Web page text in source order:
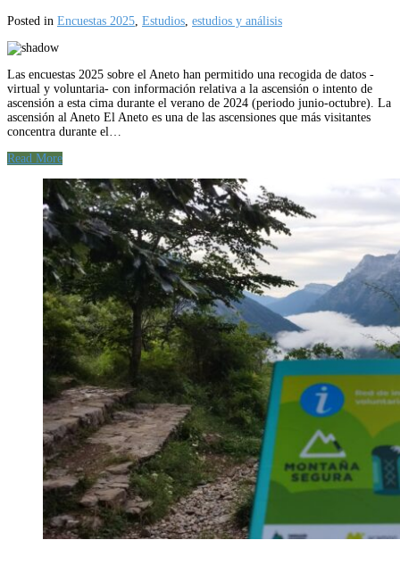
Posted in Encuestas 2025, Estudios, estudios y análisis
Las encuestas 2025 sobre el Aneto han permitido una recogida de datos -
virtual y voluntaria- con información relativa a la ascensión o intento de
ascensión a esta cima durante el verano de 2024 (periodo junio-octubre). La
ascensión al Aneto El Aneto es una de las ascensiones que más visitantes
concentra durante el…
Read More